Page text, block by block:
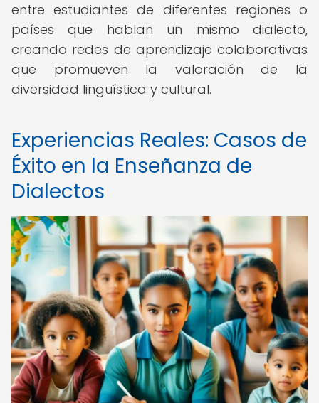
entre estudiantes de diferentes regiones o
países que hablan un mismo dialecto,
creando redes de aprendizaje colaborativas
que promueven la valoración de la
diversidad lingüística y cultural.
Experiencias Reales: Casos de
Éxito en la Enseñanza de
Dialectos